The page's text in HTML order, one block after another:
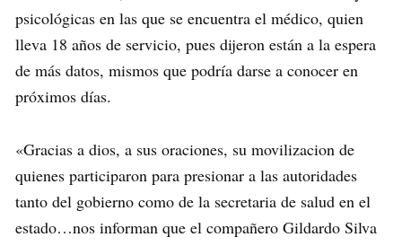
psicológicas en las que se encuentra el médico, quien
lleva 18 años de servicio, pues dijeron están a la espera
de más datos, mismos que podría darse a conocer en
próximos días.
«Gracias a dios, a sus oraciones, su movilizacion de
quienes participaron para presionar a las autoridades
tanto del gobierno como de la secretaria de salud en el
estado…nos informan que el compañero Gildardo Silva